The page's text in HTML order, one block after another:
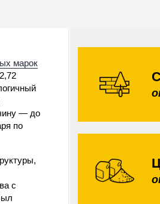
марок
— до
по
с